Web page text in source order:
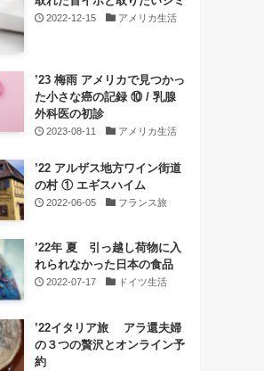
2022-12-15 アメリカ生活
’23 梅雨 アメリカで見つかっ
た小さな癌の記録 ⑩ / 乳腺
外科医の初診
2023-08-11 アメリカ生活
’22 アルザス地方ワイン街道
の村 ① エギスハイム
2022-06-05 フランス旅
’22年 夏 引っ越し荷物に入
れられなかった日本の食品
2022-07-17 ドイツ生活
’22イタリア旅 アラ還夫婦
の３つの贅沢とオンライン予
約